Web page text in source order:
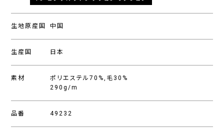
生地原産国 中国
生産国 日本
素材
ポリエステル70%,毛30%
290g/m
品番 49232